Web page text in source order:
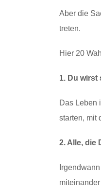
Aber die
treten.
Hier 20
1. Du wirst
Das Leben
starten, mit
2. Alle, die